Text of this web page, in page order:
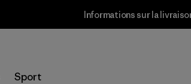
Informations sur la
Sport